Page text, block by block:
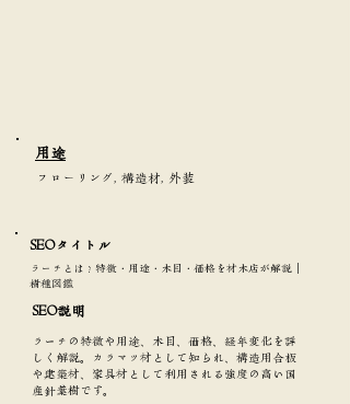
​用途
フローリング, 構造材, 外装
SEOタイトル​
ラーチとは？特徴・用途・木目・価格を材木店が解説｜
樹種図鑑
SEO説明
ラーチの特徴や用途、木目、価格、経年変化を詳
しく解説。カラマツ材として知られ、構造用合板
や建築材、家具材として利用される強度の高い国
産針葉樹です。